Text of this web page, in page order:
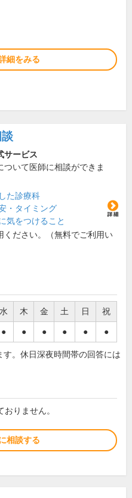
細をみる
サービス
ついて医師に相談ができま
た診療科
・タイミング
気をつけること
ください。（無料でご利用い
水 木 金 土 日 祝
● ● ● ● ● ●
。休日深夜時間帯の回答には
りません。
相談する